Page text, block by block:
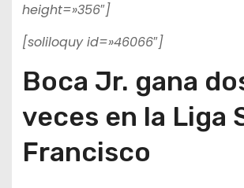
height=»356″]
[soliloquy id=»46066″]
Boca Jr. gana
veces en la Liga
Francisco